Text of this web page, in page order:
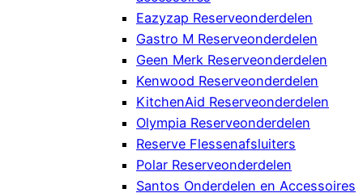
Eazyzap Reserveonderdelen
Gastro M Reserveonderdelen
Geen Merk Reserveonderdelen
Kenwood Reserveonderdelen
KitchenAid Reserveonderdelen
Olympia Reserveonderdelen
Reserve Flessenafsluiters
Polar Reserveonderdelen
Santos Onderdelen en Accessoires